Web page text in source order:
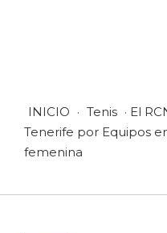
INICIO · Tenis · El
Tenerife por Equipos
femenina